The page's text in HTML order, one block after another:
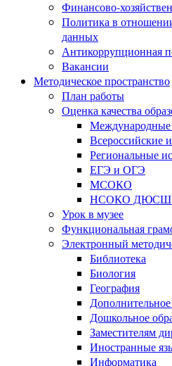
Финансово-
Политика в
данных
Антикоррупционная
Вакансии
Методическое пространство
План работы
Оценка качества
Международные
Всероссийские
Региональные
ЕГЭ и ОГЭ
МСОКО
НСОКО
Урок в музее
Функциональная
Электронный
Библиотека
Биология
География
Дошкольное
Заместителям
Иностранные
Информатика